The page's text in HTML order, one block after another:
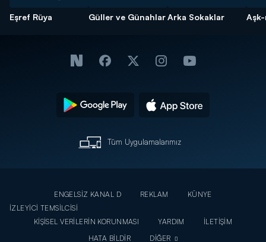
Eşref Rüya Güller ve GünahlarArka Sokaklar Aşk-
Tüm Uygulamalarımız
ENGELSİZ KANAL D REKLAM
KÜNYE
İZLEYİCİ TEMSİLCİSİ
KİŞİSEL VERİLERİN KORUNMASI
YARDIM
İLETİŞİM
HATA BİLDİR
DİĞER